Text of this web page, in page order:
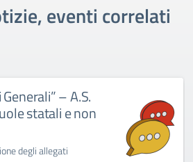
eventi correlati
– A.S.
statali e non
degli allegati